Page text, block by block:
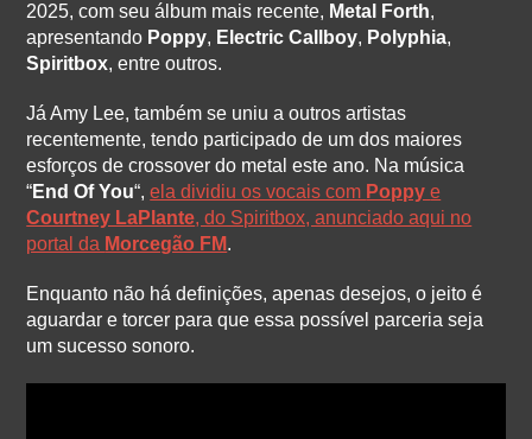
2025, com seu álbum mais recente, Metal Forth,
apresentando Poppy, Electric Callboy, Polyphia,
Spiritbox, entre outros.
Já Amy Lee, também se uniu a outros artistas
recentemente, tendo participado de um dos maiores
esforços de crossover do metal este ano. Na música
“End Of You“,ela dividiu os vocais com Poppye
Courtney LaPlante, do Spiritbox, anunciado aqui no
portal da Morcegão FM.
Enquanto não há definições, apenas desejos, o jeito é
aguardar e torcer para que essa possível parceria seja
um sucesso sonoro.